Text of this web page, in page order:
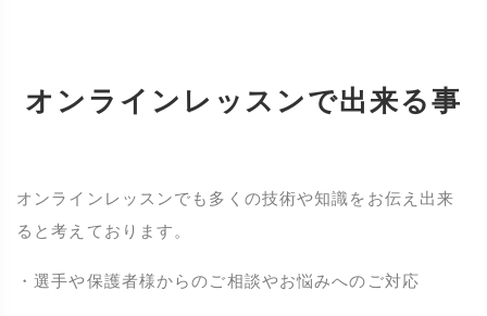
オンラインレッスンで出来る事
オンラインレッスンでも多くの技術や知識をお伝え出来
ると考えております。
・選手や保護者様からのご相談やお悩みへのご対応